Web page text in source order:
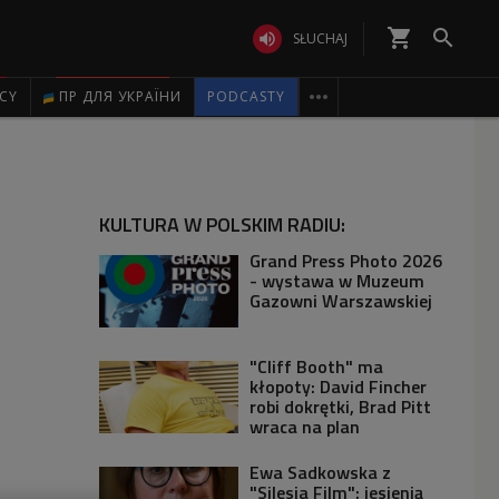
 SŁUCHAJ shopping_cart 
ПР ДЛЯ УКРАЇНИ PODCASTY 
KULTURA W POLSKIM RADIU:
Grand Press Photo 2026
- wystawa w Muzeum
Gazowni Warszawskiej
"Cliff Booth" ma
kłopoty: David Fincher
robi dokrętki, Brad Pitt
wraca na plan
Ewa Sadkowska z
"Silesia Film": jesienią